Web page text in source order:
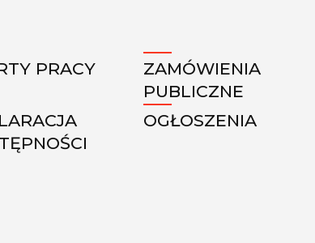
PRACY
ZAMÓWIENIA
PUBLICZNE
OGŁOSZENIA